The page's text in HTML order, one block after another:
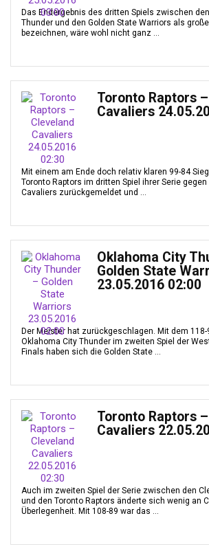
Das Endergebnis des dritten Spiels zwischen
Thunder und den Golden State Warriors als
bezeichnen, wäre wohl nicht ganz ...
Toronto Raptors
Cavaliers
Mit einem am Ende doch relativ klaren 99-84
Toronto Raptors im dritten Spiel ihrer Serie gegen
Cavaliers zurückgemeldet und ...
Oklahoma City
Golden State
23.05.2016 02:00
Der Meister hat zurückgeschlagen. Mit dem 118-
Oklahoma City Thunder im zweiten Spiel der
Finals haben sich die Golden State ...
Toronto Raptors
Cavaliers
Auch im zweiten Spiel der Serie zwischen den
und den Toronto Raptors änderte sich wenig an
Überlegenheit. Mit 108-89 war das ...